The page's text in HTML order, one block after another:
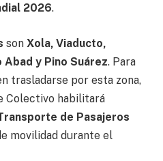
2026.
son Xola, Viaducto,
Abad y Pino Suárez. Para
trasladarse por esta zona,
Colectivo habilitará
de Pasajeros
movilidad durante el